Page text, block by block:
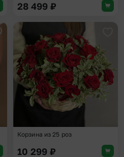
28 499 ₽
Добавить в избранное
Корзина из 25 роз
10 299 ₽